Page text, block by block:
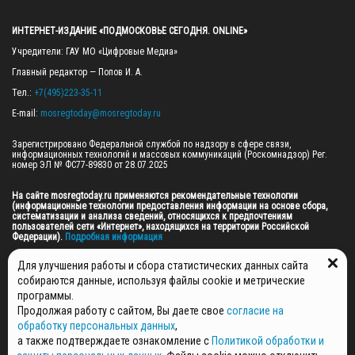
ИНТЕРНЕТ-ИЗДАНИЕ «ПОДМОСКОВЬЕ СЕГОДНЯ. ONLINE»
Учредители: ГАУ МО «Цифровые Медиа»
Главный редактор — Попов И. А.
Тел.: +7(495)223-35-11
E-mail: mosregtoday@mosregtoday.ru
Зарегистрировано Федеральной службой по надзору в сфере связи,
информационных технологий и массовых коммуникаций (Роскомнадзор) Рег.
номер ЭЛ № ФС77-89830 от 28.07.2025
На сайте mosregtoday.ru применяются рекомендательные технологии
(информационные технологии предоставления информации на основе сбора,
систематизации и анализа сведений, относящихся к предпочтениям
пользователей сети «Интернет», находящихся на территории Российской
Федерации). Подробная информация
© 2026 ПРАВА НА ВСЕ МАТЕРИАЛЫ САЙТА ПРИНАДЛЕЖАТ ГАУ МО "ЦИФРОВЫЕ
МЕДИА" (ОГРН: 1255000059467).
ПОЛИТИКА ОБРАБОТКИ И ЗАЩИТЫ ПЕРСОНАЛЬНЫХ ДАННЫХ
НОВОСТИ
ГАЗЕТЫ
Для улучшения работы и сбора статистических данных сайта
собираются данные, используя файлы cookie и метрические
программы.
Продолжая работу с сайтом, Вы даете свое согласие на
обработку персональных данных,
а также подтверждаете ознакомление с Политикой обработки и